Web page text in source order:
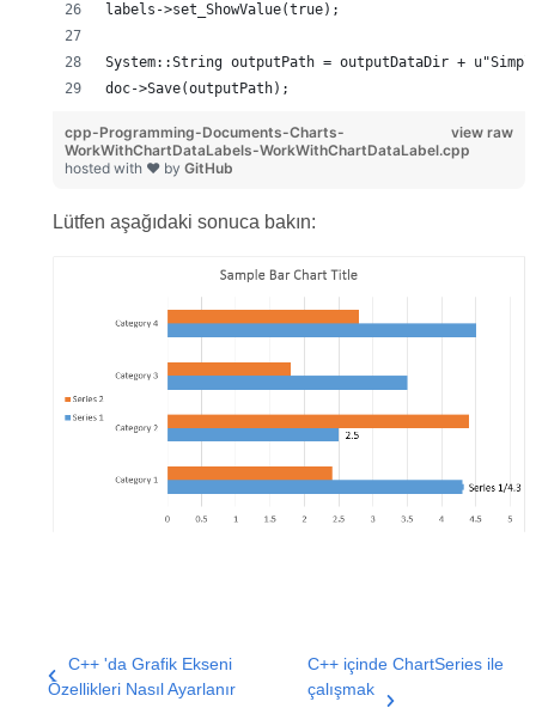
labels->set_ShowValue(true);
System::String outputPath = outputDataDir +
doc->Save(outputPath);
view raw
cpp-Programming-Documents-Charts-
WorkWithChartDataLabels-WorkWithChartDataLabel.cpp
hosted with ❤ by GitHub
Lütfen aşağıdaki sonuca bakın:
C++ 'da Grafik Ekseni
Özellikleri Nasıl Ayarlanır
C++ içinde ChartSeries ile
çalışmak